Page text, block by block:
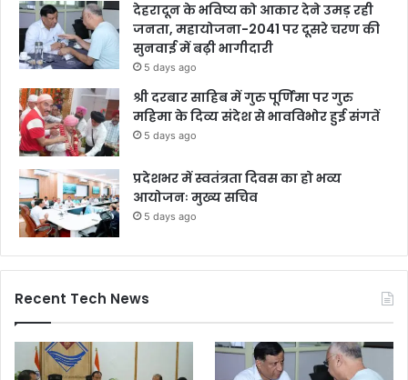
देहरादून के भविष्य को आकार देने उमड़ रही
जनता, महायोजना-2041 पर दूसरे चरण की
सुनवाई में बढ़ी भागीदारी
5 days ago
श्री दरबार साहिब में गुरु पूर्णिमा पर गुरु
महिमा के दिव्य संदेश से भावविभोर हुई संगतें
5 days ago
प्रदेशभर में स्वतंत्रता दिवस का हो भव्य
आयोजनः मुख्य सचिव
5 days ago
Recent Tech News